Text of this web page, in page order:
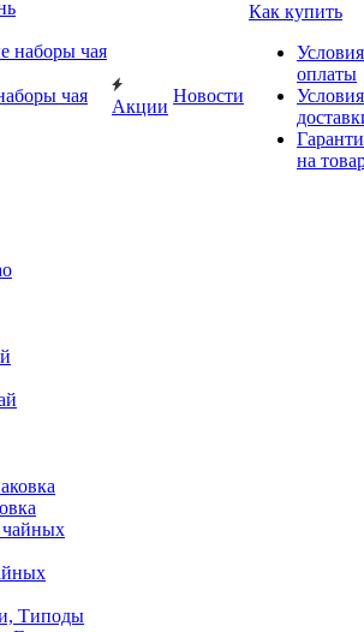
чая
Типоды
Акции
Новости
Как купить
Условия
оплаты
Условия
на